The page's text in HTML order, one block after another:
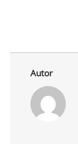
Autor